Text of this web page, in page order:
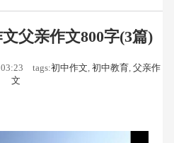
父亲作文800字(3篇)
tags:初中作文, 初中教育, 父亲作
文